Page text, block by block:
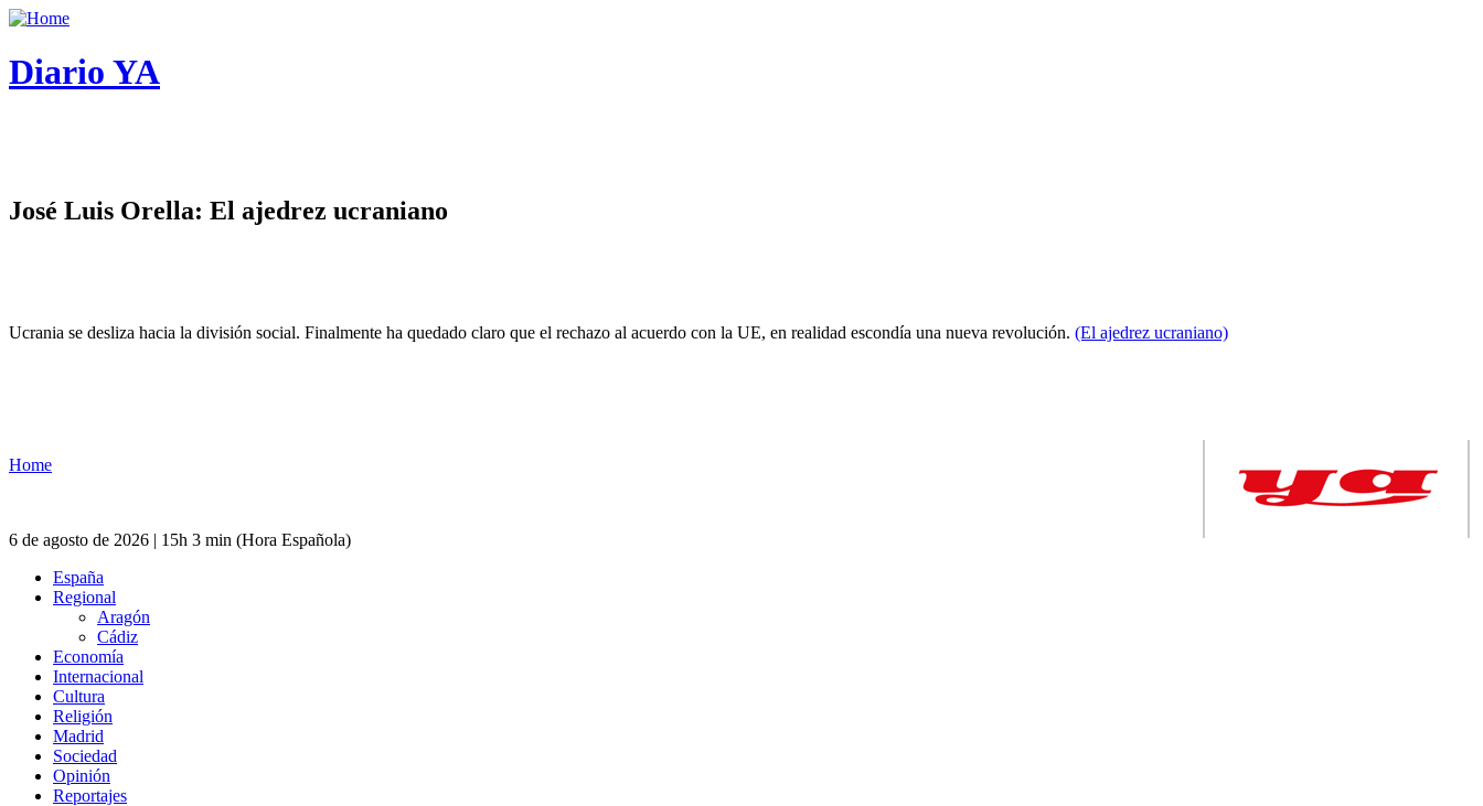
Diario YA
José Luis Orella: El ajedrez ucraniano
Ucrania se desliza hacia la división social. Finalmente ha quedado claro que el rechazo al acuerdo con la UE, en realidad escondía una nueva revolución. (El ajedrez ucraniano)
Home
6 de agosto de 2026 | 15h 3 min (Hora Española)
España
Regional
Aragón
Cádiz
Economía
Internacional
Cultura
Religión
Madrid
Sociedad
Opinión
Reportajes